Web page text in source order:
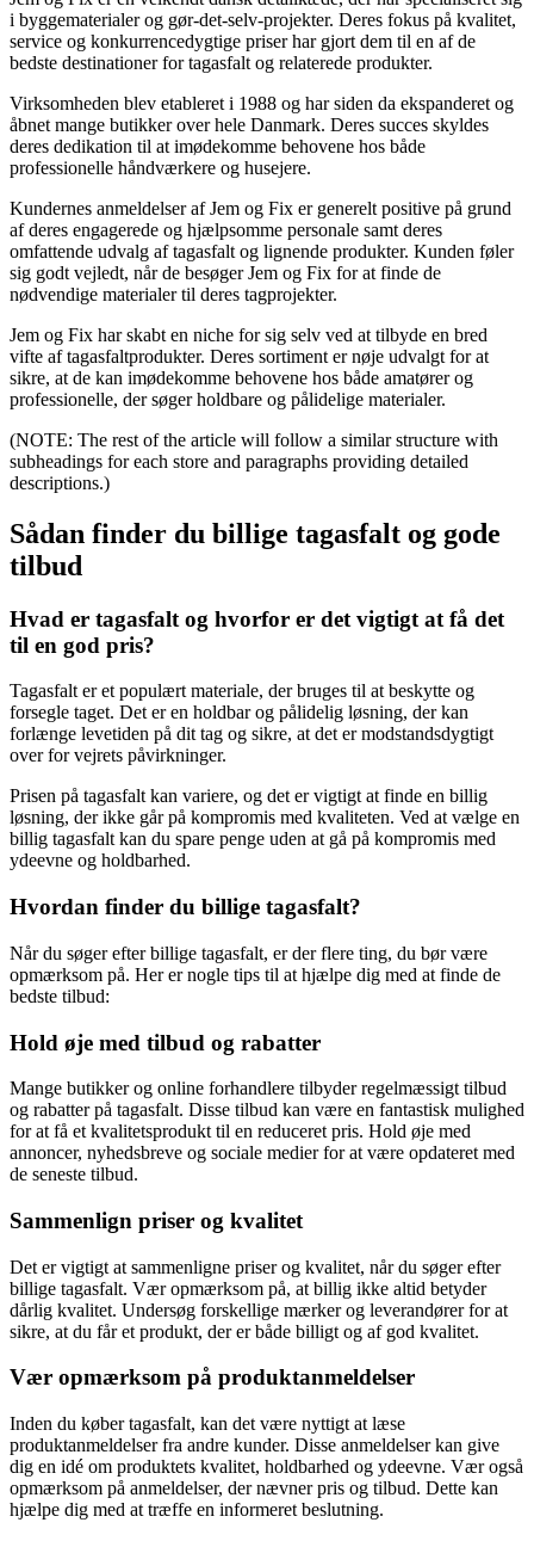
i byggematerialer og gør-det-selv-projekter. Deres fokus på kvalitet,
service og konkurrencedygtige priser har gjort dem til en af de
bedste destinationer for tagasfalt og relaterede produkter.
Virksomheden blev etableret i 1988 og har siden da ekspanderet og
åbnet mange butikker over hele Danmark. Deres succes skyldes
deres dedikation til at imødekomme behovene hos både
professionelle håndværkere og husejere.
Kundernes anmeldelser af Jem og Fix er generelt positive på grund
af deres engagerede og hjælpsomme personale samt deres
omfattende udvalg af tagasfalt og lignende produkter. Kunden føler
sig godt vejledt, når de besøger Jem og Fix for at finde de
nødvendige materialer til deres tagprojekter.
Jem og Fix har skabt en niche for sig selv ved at tilbyde en bred
vifte af tagasfaltprodukter. Deres sortiment er nøje udvalgt for at
sikre, at de kan imødekomme behovene hos både amatører og
professionelle, der søger holdbare og pålidelige materialer.
(NOTE: The rest of the article will follow a similar structure with
subheadings for each store and paragraphs providing detailed
descriptions.)
Sådan finder du billige tagasfalt og gode
tilbud
Hvad er tagasfalt og hvorfor er det vigtigt at få det
til en god pris?
Tagasfalt er et populært materiale, der bruges til at beskytte og
forsegle taget. Det er en holdbar og pålidelig løsning, der kan
forlænge levetiden på dit tag og sikre, at det er modstandsdygtigt
over for vejrets påvirkninger.
Prisen på tagasfalt kan variere, og det er vigtigt at finde en billig
løsning, der ikke går på kompromis med kvaliteten. Ved at vælge en
billig tagasfalt kan du spare penge uden at gå på kompromis med
ydeevne og holdbarhed.
Hvordan finder du billige tagasfalt?
Når du søger efter billige tagasfalt, er der flere ting, du bør være
opmærksom på. Her er nogle tips til at hjælpe dig med at finde de
bedste tilbud:
Hold øje med tilbud og rabatter
Mange butikker og online forhandlere tilbyder regelmæssigt tilbud
og rabatter på tagasfalt. Disse tilbud kan være en fantastisk mulighed
for at få et kvalitetsprodukt til en reduceret pris. Hold øje med
annoncer, nyhedsbreve og sociale medier for at være opdateret med
de seneste tilbud.
Sammenlign priser og kvalitet
Det er vigtigt at sammenligne priser og kvalitet, når du søger efter
billige tagasfalt. Vær opmærksom på, at billig ikke altid betyder
dårlig kvalitet. Undersøg forskellige mærker og leverandører for at
sikre, at du får et produkt, der er både billigt og af god kvalitet.
Vær opmærksom på produktanmeldelser
Inden du køber tagasfalt, kan det være nyttigt at læse
produktanmeldelser fra andre kunder. Disse anmeldelser kan give
dig en idé om produktets kvalitet, holdbarhed og ydeevne. Vær også
opmærksom på anmeldelser, der nævner pris og tilbud. Dette kan
hjælpe dig med at træffe en informeret beslutning.